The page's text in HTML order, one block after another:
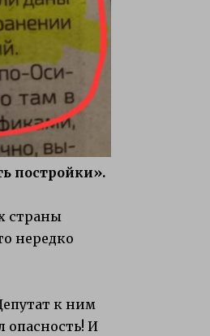
постройки».
страны
нередко
к ним
опасность! И